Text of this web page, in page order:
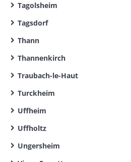
Tagolsheim
Tagsdorf
Thann
Thannenkirch
Traubach-le-Haut
Turckheim
Uffheim
Uffholtz
Ungersheim